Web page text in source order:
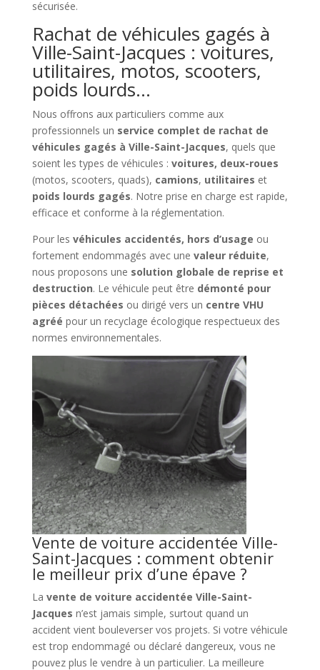
sécurisée.
Rachat de véhicules gagés à
Ville-Saint-Jacques : voitures,
utilitaires, motos, scooters,
poids lourds…
Nous offrons aux particuliers comme aux
professionnels un service complet de rachat de
véhicules gagés à Ville-Saint-Jacques, quels que
soient les types de véhicules : voitures, deux-roues
(motos, scooters, quads), camions, utilitaires et
poids lourds gagés. Notre prise en charge est rapide,
efficace et conforme à la réglementation.
Pour les véhicules accidentés, hors d’usage ou
fortement endommagés avec une valeur réduite,
nous proposons une solution globale de reprise et
destruction. Le véhicule peut être démonté pour
pièces détachées ou dirigé vers un centre VHU
agréé pour un recyclage écologique respectueux des
normes environnementales.
Vente de voiture accidentée Ville-
Saint-Jacques : comment obtenir
le meilleur prix d’une épave ?
La vente de voiture accidentée Ville-Saint-
Jacques n’est jamais simple, surtout quand un
accident vient bouleverser vos projets. Si votre véhicule
est trop endommagé ou déclaré dangereux, vous ne
pouvez plus le vendre à un particulier. La meilleure